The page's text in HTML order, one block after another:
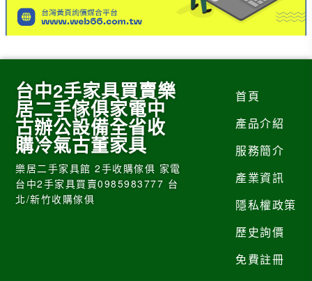
台中2手家具買賣樂
居二手傢俱家電中
古辦公設備全省收
購冷氣古董家具
樂居二手家具館 2手收購傢俱 家電
台中2手家具買賣0985983777 台
北/新竹收購傢俱
首頁
產品介紹
服務簡介
產業資訊
隱私權政策
歷史詢價
免費註冊